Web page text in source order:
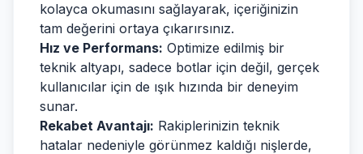
kolayca okumasını sağlayarak, içeriğinizin
tam değerini ortaya çıkarırsınız.
Hız ve Performans: Optimize edilmiş bir
teknik altyapı, sadece botlar için değil, gerçek
kullanıcılar için de ışık hızında bir deneyim
sunar.
Rekabet Avantajı: Rakiplerinizin teknik
hatalar nedeniyle görünmez kaldığı nişlerde,